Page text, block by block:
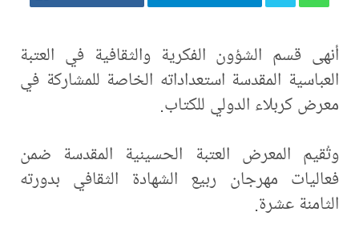
أنهى قسم الشؤون الفكرية والثقافية في العتبة
العباسية المقدسة استعداداته الخاصة للمشاركة في
معرض كربلاء الدولي للكتاب.
وتُقيم المعرض العتبة الحسينية المقدسة ضمن
فعاليات مهرجان ربيع الشهادة الثقافي بدورته
الثامنة عشرة.